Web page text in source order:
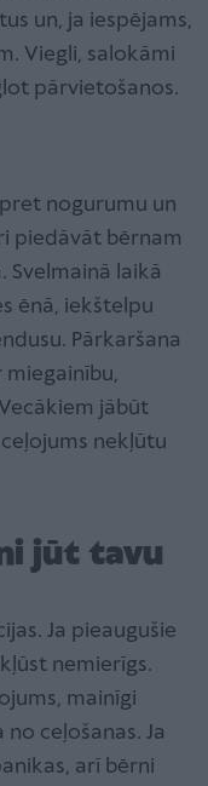
un, ja iespējams,
Viegli, salokāmi
pārvietošanos.
nogurumu un
piedāvāt bērnam
Svelmainā laikā
ēnā, iekštelpu
Pārkaršana
jābūt
nekļūtu
jūt tavu
Ja pieaugušie
nemierīgs.
mainīgi
ceļošanas. Ja
arī bērni